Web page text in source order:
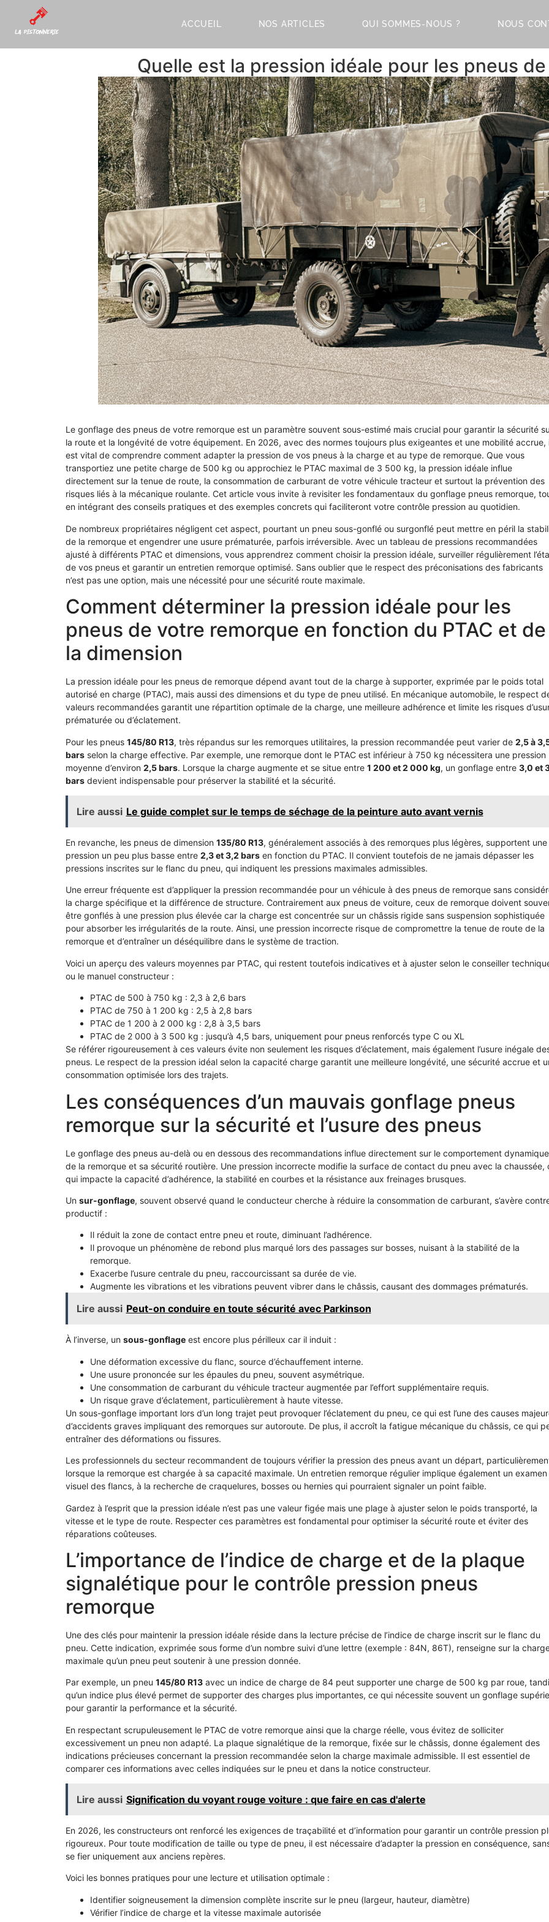
ACCUEIL NOS ARTICLES QUI SOMMES-NOUS ? NOUS
Quelle est la pression idéale pour les pneus
Le gonflage des pneus de votre remorque est un paramètre souvent sous-estimé mais crucial pour garantir la sécurité
la route et la longévité de votre équipement. En 2026, avec des normes toujours plus exigeantes et une mobilité accrue,
est vital de comprendre comment adapter la pression de vos pneus à la charge et au type de remorque. Que vous
transportiez une petite charge de 500 kg ou approchiez le PTAC maximal de 3 500 kg, la pression idéale influe
directement sur la tenue de route, la consommation de carburant de votre véhicule tracteur et surtout la prévention des
risques liés à la mécanique roulante. Cet article vous invite à revisiter les fondamentaux du gonflage pneus remorque,
en intégrant des conseils pratiques et des exemples concrets qui faciliteront votre contrôle pression au quotidien.
De nombreux propriétaires négligent cet aspect, pourtant un pneu sous-gonflé ou surgonflé peut mettre en péril la
de la remorque et engendrer une usure prématurée, parfois irréversible. Avec un tableau de pressions recommandées
ajusté à différents PTAC et dimensions, vous apprendrez comment choisir la pression idéale, surveiller régulièrement
de vos pneus et garantir un entretien remorque optimisé. Sans oublier que le respect des préconisations des fabricants
n’est pas une option, mais une nécessité pour une sécurité route maximale.
Comment déterminer la pression idéale pour les
pneus de votre remorque en fonction du PTAC et de
la dimension
La pression idéale pour les pneus de remorque dépend avant tout de la charge à supporter, exprimée par le poids total
autorisé en charge (PTAC), mais aussi des dimensions et du type de pneu utilisé. En mécanique automobile, le respect
valeurs recommandées garantit une répartition optimale de la charge, une meilleure adhérence et limite les risques
prématurée ou d’éclatement.
Pour les pneus 145/80 R13, très répandus sur les remorques utilitaires, la pression recommandée peut varier de 2,5 à
barsselon la charge effective. Par exemple, une remorque dont le PTAC est inférieur à 750 kg nécessitera une pression
moyenne d’environ 2,5 bars. Lorsque la charge augmente et se situe entre 1 200 et 2 000 kg, un gonflage entre 3,0 et
barsdevient indispensable pour préserver la stabilité et la sécurité.
Lire aussi Le guide complet sur le temps de séchage de la peinture auto avant vernis
En revanche, les pneus de dimension 135/80 R13, généralement associés à des remorques plus légères, supportent une
pression un peu plus basse entre 2,3 et 3,2 barsen fonction du PTAC. Il convient toutefois de ne jamais dépasser les
pressions inscrites sur le flanc du pneu, qui indiquent les pressions maximales admissibles.
Une erreur fréquente est d’appliquer la pression recommandée pour un véhicule à des pneus de remorque sans
la charge spécifique et la différence de structure. Contrairement aux pneus de voiture, ceux de remorque doivent
être gonflés à une pression plus élevée car la charge est concentrée sur un châssis rigide sans suspension sophistiquée
pour absorber les irrégularités de la route. Ainsi, une pression incorrecte risque de compromettre la tenue de route de la
remorque et d’entraîner un déséquilibre dans le système de traction.
Voici un aperçu des valeurs moyennes par PTAC, qui restent toutefois indicatives et à ajuster selon le conseiller
ou le manuel constructeur :
PTAC de 500 à 750 kg : 2,3 à 2,6 bars
PTAC de 750 à 1 200 kg : 2,5 à 2,8 bars
PTAC de 1 200 à 2 000 kg : 2,8 à 3,5 bars
PTAC de 2 000 à 3 500 kg : jusqu’à 4,5 bars, uniquement pour pneus renforcés type C ou XL
Se référer rigoureusement à ces valeurs évite non seulement les risques d’éclatement, mais également l’usure inégale
pneus. Le respect de la pression idéal selon la capacité charge garantit une meilleure longévité, une sécurité accrue et
consommation optimisée lors des trajets.
Les conséquences d’un mauvais gonflage pneus
remorque sur la sécurité et l’usure des pneus
Le gonflage des pneus au-delà ou en dessous des recommandations influe directement sur le comportement dynamique
de la remorque et sa sécurité routière. Une pression incorrecte modifie la surface de contact du pneu avec la chaussée,
qui impacte la capacité d’adhérence, la stabilité en courbes et la résistance aux freinages brusques.
Un sur-gonflage, souvent observé quand le conducteur cherche à réduire la consommation de carburant, s’avère
productif :
Il réduit la zone de contact entre pneu et route, diminuant l’adhérence.
Il provoque un phénomène de rebond plus marqué lors des passages sur bosses, nuisant à la stabilité de la
remorque.
Exacerbe l’usure centrale du pneu, raccourcissant sa durée de vie.
Augmente les vibrations et les vibrations peuvent vibrer dans le châssis, causant des dommages prématurés.
Lire aussi Peut-on conduire en toute sécurité avec Parkinson
À l’inverse, un sous-gonflageest encore plus périlleux car il induit :
Une déformation excessive du flanc, source d’échauffement interne.
Une usure prononcée sur les épaules du pneu, souvent asymétrique.
Une consommation de carburant du véhicule tracteur augmentée par l’effort supplémentaire requis.
Un risque grave d’éclatement, particulièrement à haute vitesse.
Un sous-gonflage important lors d’un long trajet peut provoquer l’éclatement du pneu, ce qui est l’une des causes
d’accidents graves impliquant des remorques sur autoroute. De plus, il accroît la fatigue mécanique du châssis, ce qui
entraîner des déformations ou fissures.
Les professionnels du secteur recommandent de toujours vérifier la pression des pneus avant un départ,
lorsque la remorque est chargée à sa capacité maximale. Un entretien remorque régulier implique également un examen
visuel des flancs, à la recherche de craquelures, bosses ou hernies qui pourraient signaler un point faible.
Gardez à l’esprit que la pression idéale n’est pas une valeur figée mais une plage à ajuster selon le poids transporté, la
vitesse et le type de route. Respecter ces paramètres est fondamental pour optimiser la sécurité route et éviter des
réparations coûteuses.
L’importance de l’indice de charge et de la plaque
signalétique pour le contrôle pression pneus
remorque
Une des clés pour maintenir la pression idéale réside dans la lecture précise de l’indice de charge inscrit sur le flanc du
pneu. Cette indication, exprimée sous forme d’un nombre suivi d’une lettre (exemple : 84N, 86T), renseigne sur la
maximale qu’un pneu peut soutenir à une pression donnée.
Par exemple, un pneu 145/80 R13avec un indice de charge de 84 peut supporter une charge de 500 kg par roue,
qu’un indice plus élevé permet de supporter des charges plus importantes, ce qui nécessite souvent un gonflage
pour garantir la performance et la sécurité.
En respectant scrupuleusement le PTAC de votre remorque ainsi que la charge réelle, vous évitez de solliciter
excessivement un pneu non adapté. La plaque signalétique de la remorque, fixée sur le châssis, donne également des
indications précieuses concernant la pression recommandée selon la charge maximale admissible. Il est essentiel de
comparer ces informations avec celles indiquées sur le pneu et dans la notice constructeur.
Lire aussi Signification du voyant rouge voiture : que faire en cas d'alerte
En 2026, les constructeurs ont renforcé les exigences de traçabilité et d’information pour garantir un contrôle pression
rigoureux. Pour toute modification de taille ou type de pneu, il est nécessaire d’adapter la pression en conséquence,
se fier uniquement aux anciens repères.
Voici les bonnes pratiques pour une lecture et utilisation optimale :
Identifier soigneusement la dimension complète inscrite sur le pneu (largeur, hauteur, diamètre)
Vérifier l’indice de charge et la vitesse maximale autorisée